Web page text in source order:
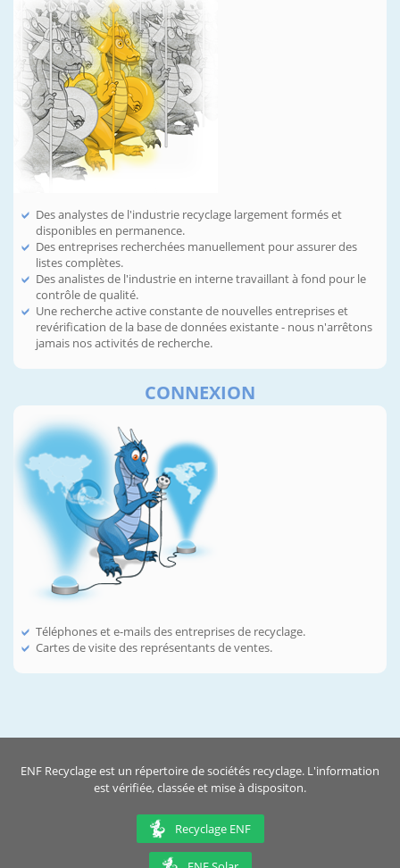
Des analystes de l'industrie recyclage largement formés et
disponibles en permanence.
Des entreprises recherchées manuellement pour assurer des
listes complètes.
Des analistes de l'industrie en interne travaillant à fond pour le
contrôle de qualité.
Une recherche active constante de nouvelles entreprises et
revérification de la base de données existante - nous n'arrêtons
jamais nos activités de recherche.
CONNEXION
Téléphones et e-mails des entreprises de recyclage.
Cartes de visite des représentants de ventes.
ENF Recyclage est un répertoire de sociétés recyclage. L'information
est vérifiée, classée et mise à dispositon.
Recyclage ENF